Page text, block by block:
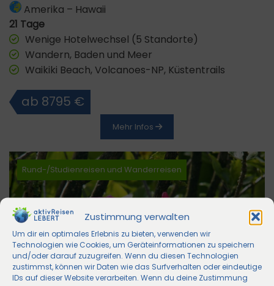
Zustimmung verwalten
Um dir ein optimales Erlebnis zu bieten, verwenden wir
Technologien wie Cookies, um Geräteinformationen zu speichern
und/oder darauf zuzugreifen. Wenn du diesen Technologien
zustimmst, können wir Daten wie das Surfverhalten oder eindeutige
IDs auf dieser Website verarbeiten. Wenn du deine Zustimmung
Amerika – Hawaii
21 Tage
Wenige Hotelwechsel (5 Standorte)
Wandern, Baden und Meer
Waikiki Beach, Volcanoes-NP, Küstentrails
ab 8795 €
Mehr Infos
Rund-/Studienreisen und Wanderreisen